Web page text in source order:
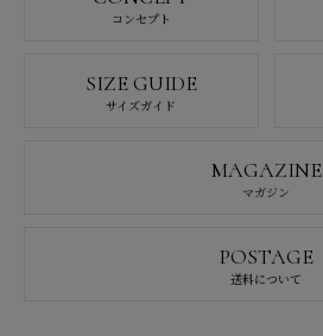
コンセプト
SIZE GUIDE
サイズガイド
MAGAZINE
マガジン
POSTAGE
送料について